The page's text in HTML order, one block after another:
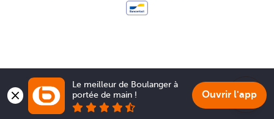
Le meilleur de Boulanger à
portée de main !
Ouvrir l'app